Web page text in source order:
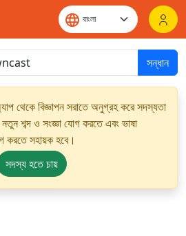
সন্ধান
থেকে বিজ্ঞাপন সরাতে অনুগ্রহ করে সদস্যতা
শব্দ ও সংজ্ঞা যোগ করতে এবং ভাষা
করতে সহায়ক হবে।
সদস্য হতে চায়